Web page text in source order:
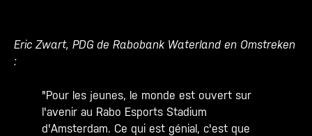
Eric Zwart, PDG de Rabobank Waterland en Omstreken
:
"Pour les jeunes, le monde est ouvert sur
l'avenir au Rabo Esports Stadium
d'Amsterdam. Ce qui est génial, c'est que